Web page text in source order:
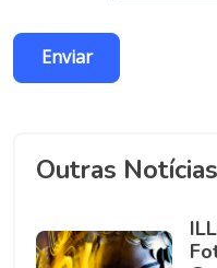
Outras Notícias